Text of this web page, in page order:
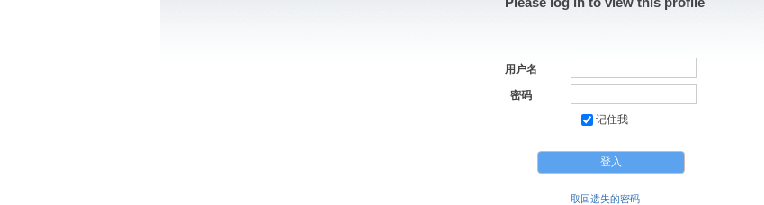
用户名
密码
记住我
取回遗失的密码